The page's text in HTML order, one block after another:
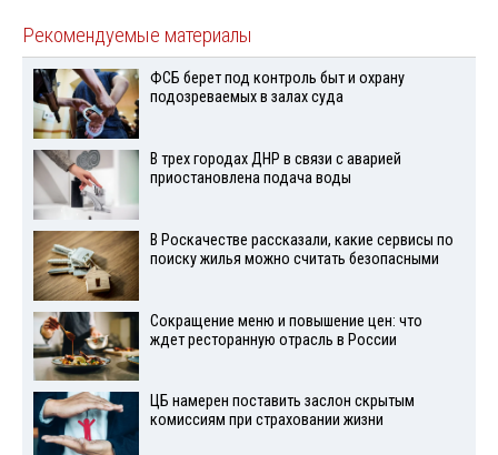
Рекомендуемые материалы
ФСБ берет под контроль быт и охрану
подозреваемых в залах суда
В трех городах ДНР в связи с аварией
приостановлена подача воды
В Роскачестве рассказали, какие сервисы по
поиску жилья можно считать безопасными
Сокращение меню и повышение цен: что
ждет ресторанную отрасль в России
ЦБ намерен поставить заслон скрытым
комиссиям при страховании жизни